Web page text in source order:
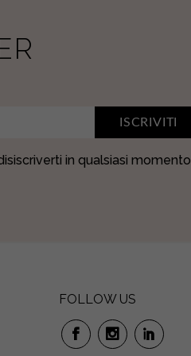
ISCRIVITI
in qualsiasi momento
FOLLOW US